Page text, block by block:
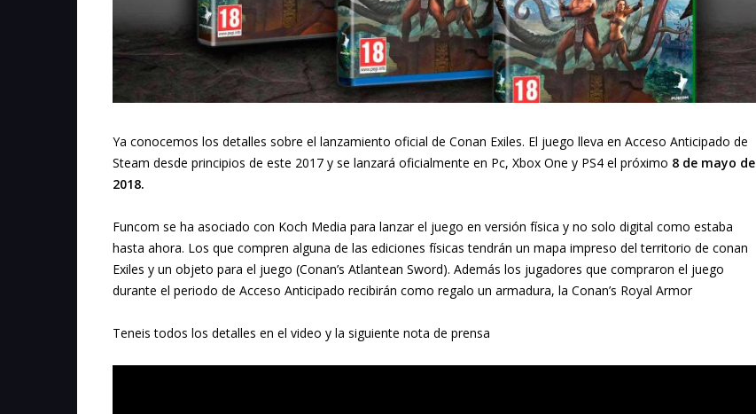
Ya conocemos los detalles sobre el lanzamiento oficial de Conan Exiles. El juego lleva en Acceso Anticipado de
Steam desde principios de este 2017 y se lanzará oficialmente en Pc, Xbox One y PS4 el próximo 8 de mayo de
2018.
Funcom se ha asociado con Koch Media para lanzar el juego en versión física y no solo digital como estaba
hasta ahora. Los que compren alguna de las ediciones físicas tendrán un mapa impreso del territorio de conan
Exiles y un objeto para el juego (Conan’s Atlantean Sword). Además los jugadores que compraron el juego
durante el periodo de Acceso Anticipado recibirán como regalo un armadura, la Conan’s Royal Armor
Teneis todos los detalles en el video y la siguiente nota de prensa